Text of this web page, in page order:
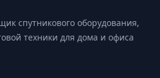
спутникового оборудования,
техники для дома и офиса